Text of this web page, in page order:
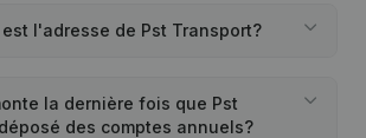
l'adresse de Pst Transport?
la dernière fois que Pst
des comptes annuels?